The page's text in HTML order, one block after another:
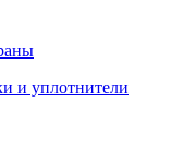
и уплотнители